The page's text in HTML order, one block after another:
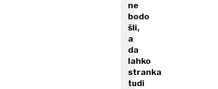
ne
bodo
šli,
a
da
lahko
stranka
tudi